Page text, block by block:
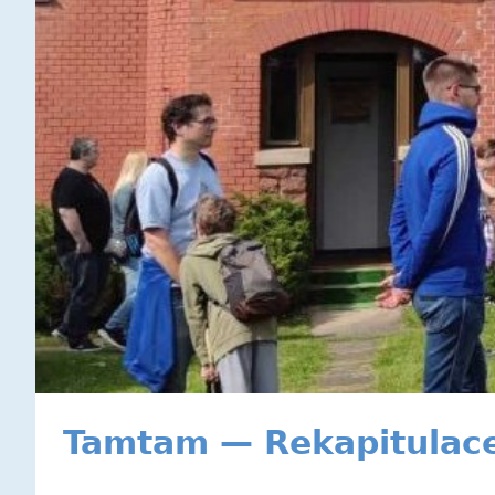
Tamtam —